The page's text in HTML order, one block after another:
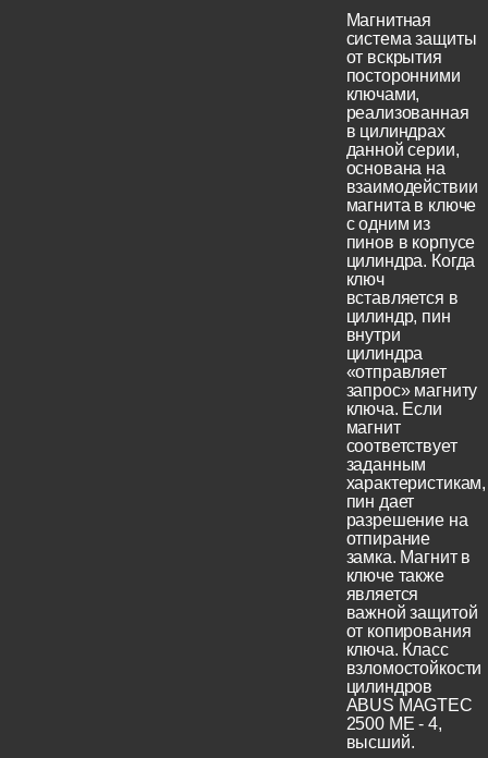
Магнитная
система защиты
от вскрытия
посторонними
ключами,
реализованная
в цилиндрах
данной серии,
основана на
взаимодействии
магнита в ключе
с одним из
пинов в корпусе
цилиндра. Когда
ключ
вставляется в
цилиндр, пин
внутри
цилиндра
«отправляет
запрос» магниту
ключа. Если
магнит
соответствует
заданным
характеристикам,
пин дает
разрешение на
отпирание
замка. Магнит в
ключе также
является
важной защитой
от копирования
ключа. Класс
взломостойкости
цилиндров
ABUS MAGTEC
2500 ME - 4,
высший.